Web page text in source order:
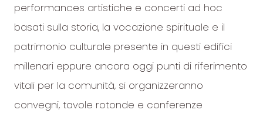
performances artistiche e concerti ad hoc
basati sulla storia, la vocazione spirituale e il
patrimonio culturale presente in questi edifici
millenari eppure ancora oggi punti di riferimento
vitali per la comunità, si organizzeranno
convegni, tavole rotonde e conferenze